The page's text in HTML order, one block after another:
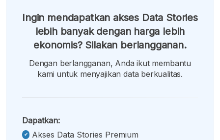
Ingin mendapatkan akses Data Stories
lebih banyak dengan harga lebih
ekonomis? Silakan berlangganan.
Dengan berlangganan, Anda ikut membantu
kami untuk menyajikan data berkualitas.
Dapatkan:
Akses Data Stories Premium